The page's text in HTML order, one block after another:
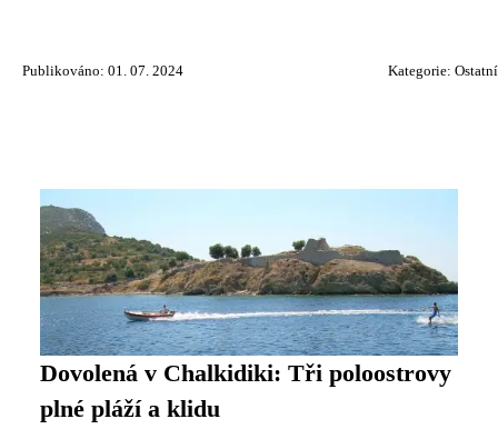
Publikováno: 01. 07. 2024 Kategorie: Ostatní
Dovolená v Chalkidiki: Tři poloostrovy
plné pláží a klidu